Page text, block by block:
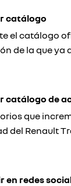
catálogo
el catálogo
de la que ya
catálogo de
que
del Renault
en redes